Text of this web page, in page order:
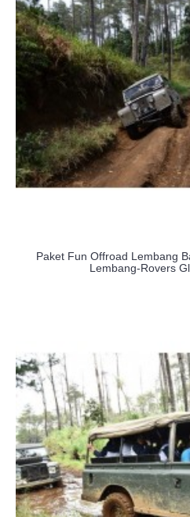
Paket Fun Offroad Lembang
Lembang-Rovers